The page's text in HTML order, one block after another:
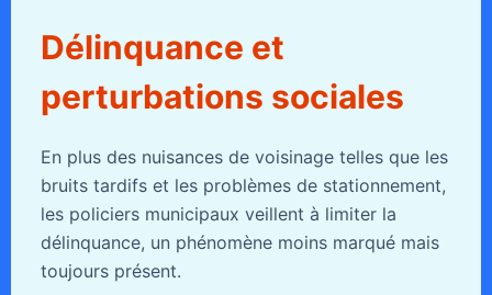
Délinquance et
perturbations sociales
En plus des nuisances de voisinage telles que les
bruits tardifs et les problèmes de stationnement,
les policiers municipaux veillent à limiter la
délinquance, un phénomène moins marqué mais
toujours présent.